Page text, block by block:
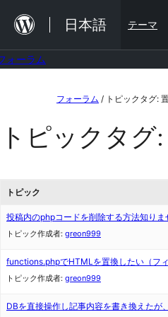
を
日本語 テーマ
ォーラム
へ
ス
キ
ッ
プ
フォーラム / トピックタグ:
トピックタグ:
トピック
投稿内のphpコードを削除する方法知りま
トピック作成者: greon999
functions.phpでHTMLを置換したい（フ
トピック作成者: greon999
DBを直接操作し記事内容を書き換えたが